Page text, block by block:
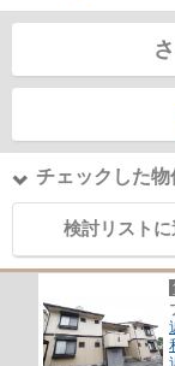
チェックした
検討リストに